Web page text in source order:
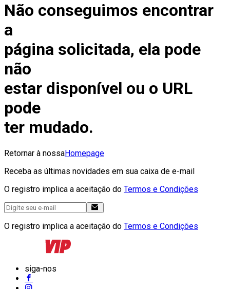
Não conseguimos encontrar
a
página solicitada, ela pode
não
estar disponível ou o URL
pode
ter mudado.
Retornar à nossaHomepage
Receba as últimas novidades em sua caixa de e-mail
O registro implica a aceitação do Termos e Condições
O registro implica a aceitação do Termos e Condições
siga-nos